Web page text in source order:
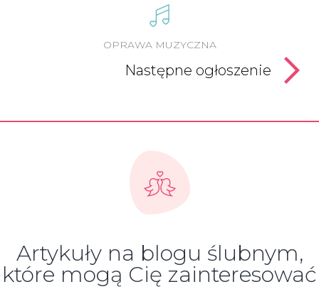
OPRAWA MUZYCZNA
Następne ogłoszenie
Artykuły na blogu ślubnym,
które mogą Cię zainteresować